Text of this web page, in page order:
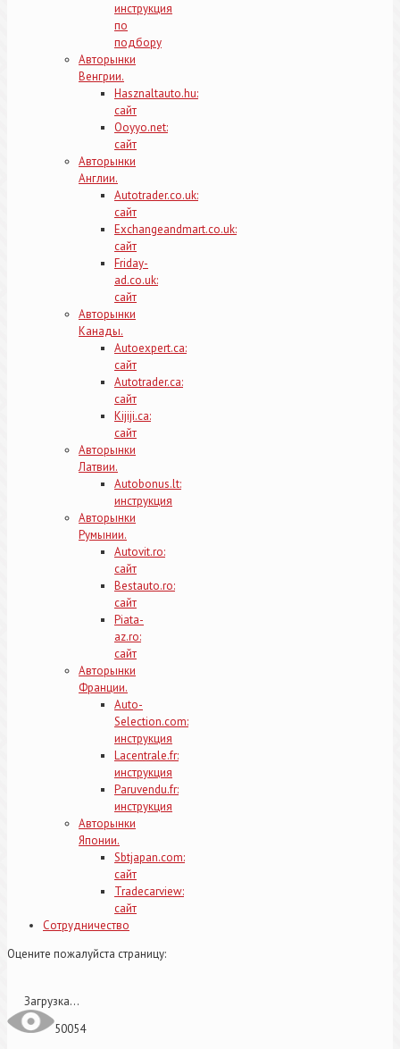
инструкция
по
подбору
Авторынки
Венгрии.
Hasznaltauto.hu:
сайт
Ooyyo.net:
сайт
Авторынки
Англии.
Autotrader.co.uk:
сайт
Exchangeandmart.co.uk:
сайт
Friday-
ad.co.uk:
сайт
Авторынки
Канады.
Autoexpert.ca:
сайт
Autotrader.ca:
сайт
Kijiji.ca:
сайт
Авторынки
Латвии.
Autobonus.lt:
инструкция
Авторынки
Румынии.
Autovit.ro:
сайт
Bestauto.ro:
сайт
Piata-
az.ro:
сайт
Авторынки
Франции.
Auto-
Selection.com:
инструкция
Lacentrale.fr:
инструкция
Paruvendu.fr:
инструкция
Авторынки
Японии.
Sbtjapan.com:
сайт
Tradecarview:
сайт
Сотрудничество
Оцените пожалуйста страницу:
Загрузка...
50054